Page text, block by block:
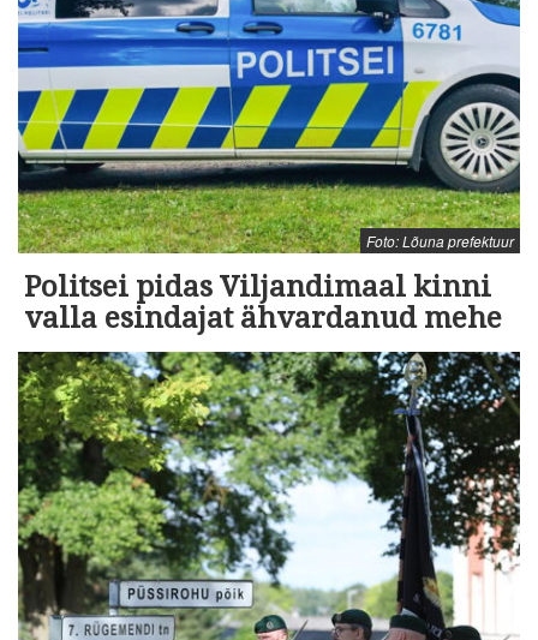
Foto: Lõuna prefektuur
Politsei pidas Viljandimaal kinni
valla esindajat ähvardanud mehe